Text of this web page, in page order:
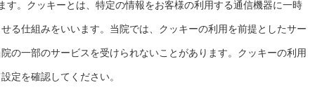
。クッキーとは、特定の情報をお客様の利用する通信機器に一時
る仕組みをいいます。当院では、クッキーの利用を前提としたサー
の一部のサービスを受けられないことがあります。クッキーの利用
定を確認してください。